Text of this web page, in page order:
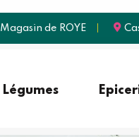
Magasin de ROYE
Légumes